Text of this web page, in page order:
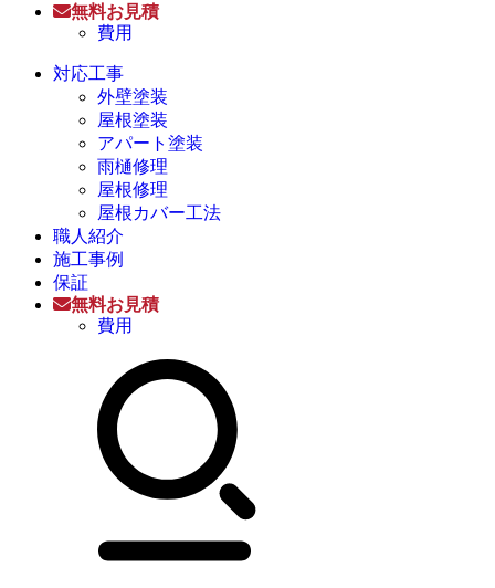
無料お見積
費用
対応工事
外壁塗装
屋根塗装
アパート塗装
雨樋修理
屋根修理
屋根カバー工法
職人紹介
施工事例
保証
無料お見積
費用